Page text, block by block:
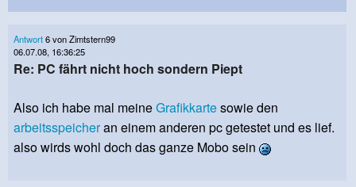
Antwort6 von Zimtstern99
06.07.08, 16:36:25
Re: PC fährt nicht hoch sondern Piept
Also ich habe mal meineGrafikkartesowie den
arbeitsspeicheran einem anderen pc getestet und es lief.
also wirds wohl doch das ganze Mobo sein